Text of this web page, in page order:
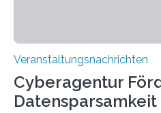
Veranstaltungsnachrichten
Cyberagentur